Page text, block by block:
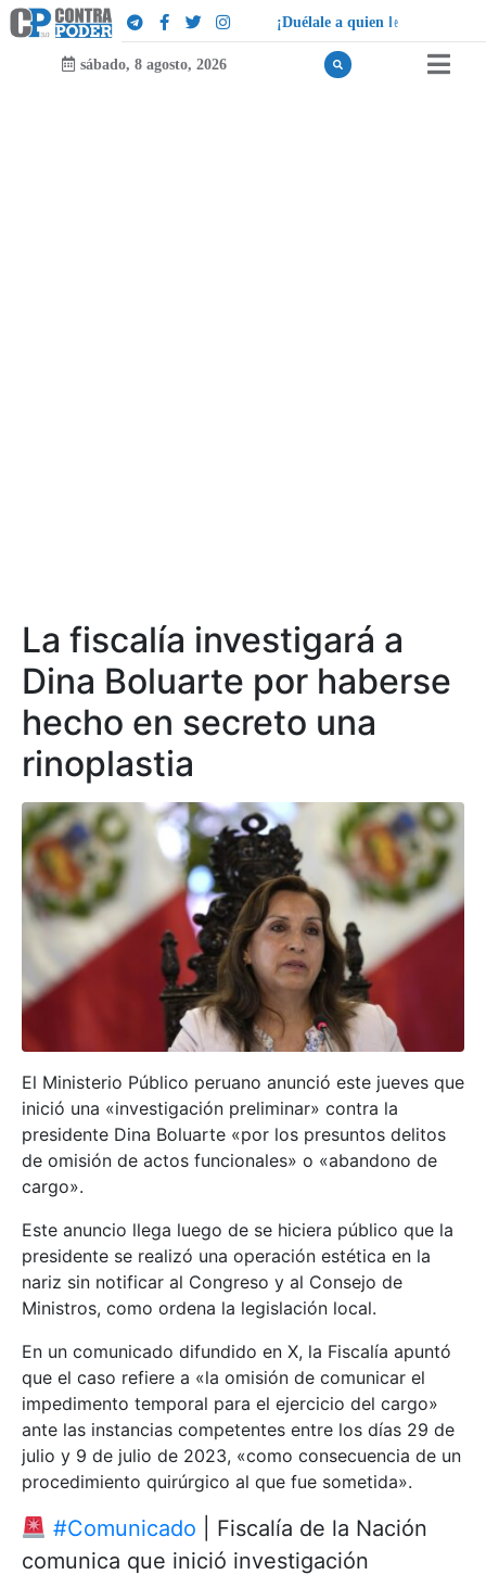
¡Duélale a quien le
sábado, 8 agosto, 2026
La fiscalía investigará a
Dina Boluarte por haberse
hecho en secreto una
rinoplastia
El Ministerio Público peruano anunció este jueves que
inició una «investigación preliminar» contra la
presidente Dina Boluarte «por los presuntos delitos
de omisión de actos funcionales» o «abandono de
cargo».
Este anuncio llega luego de se hiciera público que la
presidente se realizó una operación estética en la
nariz sin notificar al Congreso y al Consejo de
Ministros, como ordena la legislación local.
En un comunicado difundido en X, la Fiscalía apuntó
que el caso refiere a «la omisión de comunicar el
impedimento temporal para el ejercicio del cargo»
ante las instancias competentes entre los días 29 de
julio y 9 de julio de 2023, «como consecuencia de un
procedimiento quirúrgico al que fue sometida».
#Comunicado | Fiscalía de la Nación
comunica que inició investigación